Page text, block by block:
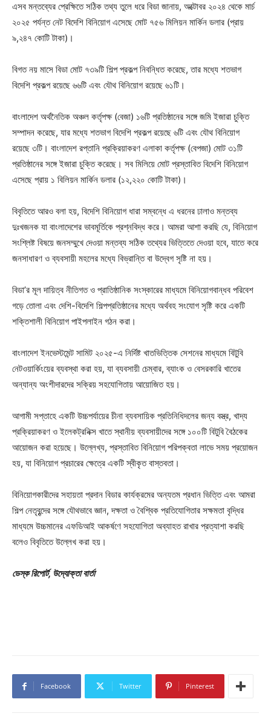
এসব মন্তব্যের প্রেক্ষিতে সঠিক তথ্য তুলে ধরে বিডা জানায়, অক্টোবর ২০২৪ থেকে মার্চ
২০২৫ পর্যন্ত নেট বিদেশি বিনিয়োগ এসেছে মোট ৭৫৬ মিলিয়ন মার্কিন ডলার (প্রায়
৯,২৪৭ কোটি টাকা)।
বিগত নয় মাসে বিডা মোট ৭৩৯টি শিল্প প্রকল্প নিবন্ধিত করেছে, তার মধ্যে শতভাগ
বিদেশি প্রকল্প রয়েছে ৬৬টি এবং যৌথ বিনিয়োগ রয়েছে ৬১টি।
বাংলাদেশ অর্থনৈতিক অঞ্চল কর্তৃপক্ষ (বেজা) ১৬টি প্রতিষ্ঠানের সঙ্গে জমি ইজারা চুক্তি
সম্পাদন করেছে, যার মধ্যে শতভাগ বিদেশি প্রকল্প রয়েছে ৬টি এবং যৌথ বিনিয়োগ
রয়েছে ৩টি। বাংলাদেশ রপ্তানি প্রক্রিয়াকরণ এলাকা কর্তৃপক্ষ (বেপজা) মোট ৩১টি
প্রতিষ্ঠানের সঙ্গে ইজারা চুক্তি করেছে। সব মিলিয়ে মোট প্রস্তাবিত বিদেশি বিনিয়োগ
এসেছে প্রায় ১ বিলিয়ন মার্কিন ডলার (১২,২২০ কোটি টাকা)।
বিবৃতিতে আরও বলা হয়, বিদেশি বিনিয়োগ ধারা সম্বন্ধে এ ধরনের ঢালাও মন্তব্য
দুঃখজনক যা বাংলাদেশের ভাবমূর্তিকে প্রশ্নবিদ্ধ করে। আমরা আশা করছি যে, বিনিয়োগ
সংশ্লিষ্ট বিষয়ে জনসম্মুখে দেওয়া মন্তব্য সঠিক তথ্যের ভিত্তিতে দেওয়া হবে, যাতে করে
জনসাধারণ ও ব্যবসায়ী মহলের মধ্যে বিভ্রান্তি বা উদ্বেগ সৃষ্টি না হয়।
বিডা’র মূল দায়িত্ব নীতিগত ও প্রাতিষ্ঠানিক সংস্কারের মাধ্যমে বিনিয়োগবান্ধব পরিবেশ
গড়ে তোলা এবং দেশি-বিদেশি শিল্পপ্রতিষ্ঠানের মধ্যে অর্থবহ সংযোগ সৃষ্টি করে একটি
শক্তিশালী বিনিয়োগ পাইপলাইন গঠন করা।
বাংলাদেশ ইনভেস্টমেন্ট সামিট ২০২৫-এ নির্দিষ্ট খাতভিত্তিক সেশনের মাধ্যমে বিটুবি
নেটওয়ার্কিংয়ের ব্যবস্থা করা হয়, যা ব্যবসায়ী চেম্বার, ব্যাংক ও বেসরকারি খাতের
অন্যান্য অংশীদারদের সক্রিয় সহযোগিতায় আয়োজিত হয়।
আগামী সপ্তাহে একটি উচ্চপর্যায়ের চীনা ব্যবসায়িক প্রতিনিধিদলের জন্য বস্ত্র, খাদ্য
প্রক্রিয়াকরণ ও ইলেকট্রনিক্স খাতে স্থানীয় ব্যবসায়ীদের সঙ্গে ১০০টি বিটুবি বৈঠকের
আয়োজন করা হয়েছে। উল্লেখ্য, প্রস্তাবিত বিনিয়োগ পরিপক্বতা লাভে সময় প্রয়োজন
হয়, যা বিনিয়োগ প্রচারের ক্ষেত্রে একটি স্বীকৃত বাস্তবতা।
বিনিয়োগকারীদের সহায়তা প্রদান বিডার কার্যক্রমের অন্যতম প্রধান ভিত্তি এবং আমরা
শিল্প নেতৃবৃন্দের সঙ্গে যৌথভাবে জ্ঞান, দক্ষতা ও বৈশ্বিক প্রতিযোগিতার সক্ষমতা বৃদ্ধির
মাধ্যমে উচ্চমানের এফডিআই আকর্ষণে সহযোগিতা অব্যাহত রাখার প্রত্যাশা করছি
বলেও বিবৃতিতে উল্লেখ করা হয়।
ডেস্ক রিপোর্ট, উদ্যোক্তা বার্তা
Facebook Twitter Pinterest